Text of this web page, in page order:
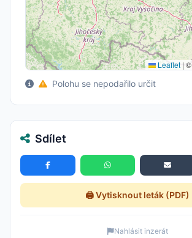
Leaflet | ©
Polohu se nepodařilo určit
Sdílet
🖨️ Vytisknout leták (PDF)
Nahlásit inzerát